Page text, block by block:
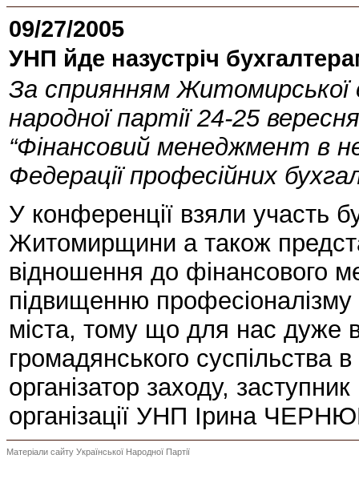
09/27/2005
УНП йде назустріч
За сприянням Житомирської
народної партії 24-25
“Фінансовий менеджмент в
Федерації професійних
У конференції взяли участь
Житомирщини а також
відношення до фінансового
підвищенню професіоналізму
міста, тому що для нас дуже
громадянського суспільства
організатор заходу,
організації УНП Ірина
Матеріали сайту Української Народної Партії